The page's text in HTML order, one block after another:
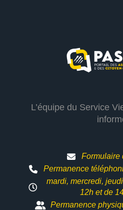
L’équipe du Service
Formulaire
Permanence
mardi, mercredi,
12h etde
Permanence